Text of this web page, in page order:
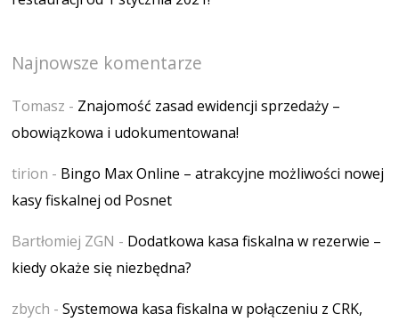
Najnowsze komentarze
Tomasz - Znajomość zasad ewidencji sprzedaży –
obowiązkowa i udokumentowana!
tirion - Bingo Max Online – atrakcyjne możliwości nowej
kasy fiskalnej od Posnet
Bartłomiej ZGN - Dodatkowa kasa fiskalna w rezerwie –
kiedy okaże się niezbędna?
zbych -Systemowa kasa fiskalna w połączeniu z CRK,